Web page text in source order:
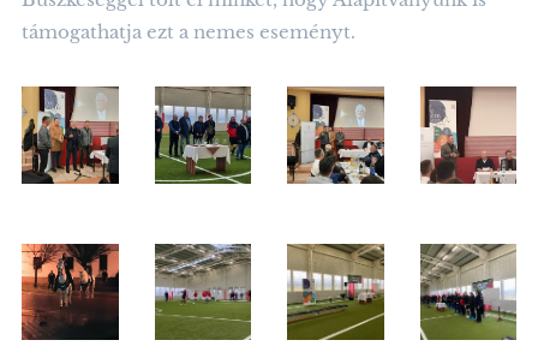
támogathatja ezt a nemes eseményt.